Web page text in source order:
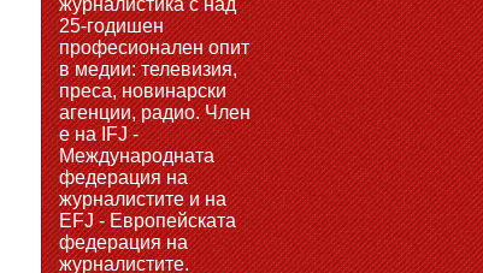
журналистика с над
25-годишен
професионален опит
в медии: телевизия,
преса, новинарски
агенции, радио. Член
е на IFJ -
Международната
федерация на
журналистите и на
EFJ - Европейската
федерация на
журналистите.